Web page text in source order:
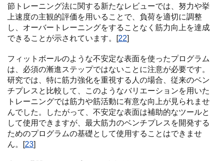
節トレーニング法に関する新たなレビューでは、努力や挙
上速度の主観的評価を用いることで、負荷を適切に調整
し、オーバートレーニングをすることなく筋力向上を達成
できることが示されています。[22]
フィットボールのような不安定な表面を使ったプログラム
は、必須の漸進ステップではないことに注意が必要です。
研究では、特に筋力強化を重視する人の場合、従来のベン
チプレスと比較して、このようなバリエーションを用いた
トレーニングでは筋力や筋活動に有意な向上が見られませ
んでした。したがって、不安定な表面は補助的なツールと
して使用できますが、最大筋力のベンチプレスを開発する
ためのプログラムの基礎として使用することはできませ
ん。[23]